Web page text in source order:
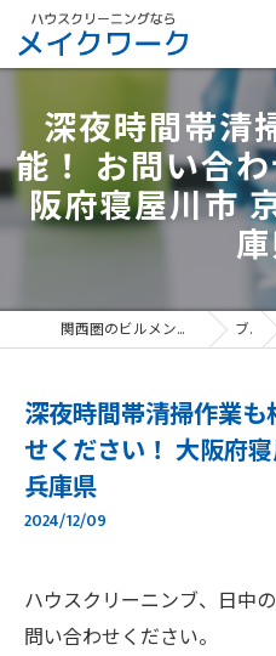
深夜時間帯清
能！ お問い合
阪府寝屋川市
関西圏のビルメンテナンスなら、寝屋川市のメイクワーク ブログ
深夜時間帯清掃作業
せください！ 大阪府
兵庫県
2024/12/09
ハウスクリーニンブ、日中
問い合わせください。